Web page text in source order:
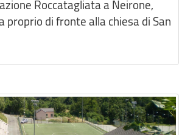
Roccatagliata a Neirone,
di fronte alla chiesa di San